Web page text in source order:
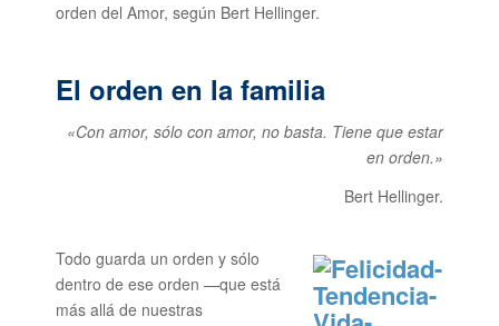
orden del Amor, según Bert Hellinger.
El orden en la familia
«Con amor, sólo con amor, no basta. Tiene que estar
en orden.»
Bert Hellinger.
Todo guarda un orden y sólo
dentro de ese orden —que está
más allá de nuestras